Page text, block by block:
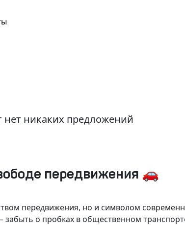
никаких предложений
передвижения 🚗
передвижения, но и символом
о пробках в общественном